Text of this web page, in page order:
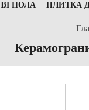
ПОЛА ПЛИТКА